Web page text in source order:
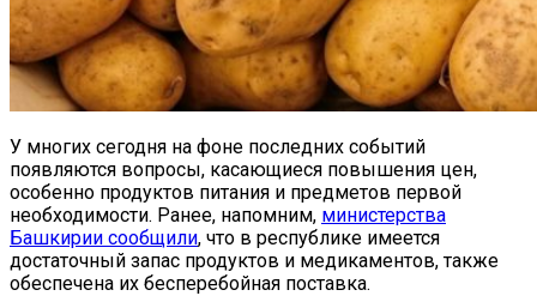
У многих сегодня на фоне последних событий
появляются вопросы, касающиеся повышения цен,
особенно продуктов питания и предметов первой
необходимости. Ранее, напомним, министерства
Башкирии сообщили, что в республике имеется
достаточный запас продуктов и медикаментов, также
обеспечена их бесперебойная поставка.